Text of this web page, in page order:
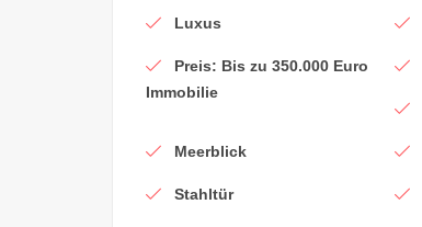
Luxus
Preis: Bis zu 350.000 Euro
Immobilie
Meerblick
Stahltür